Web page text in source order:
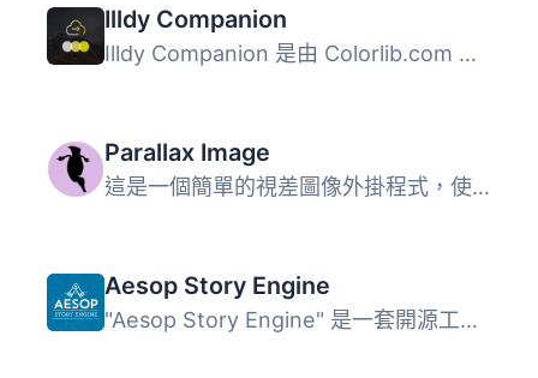
Illdy Companion
Illdy Companion 是由 Colorlib.com 製作的 Illdy One Page ...
Parallax Image
這是一個簡單的視差圖像外掛程式，使用的是 pixelcog 的 para...
Aesop Story Engine
"Aesop Story Engine" 是一套開源工具和元件，能讓開發人員和...